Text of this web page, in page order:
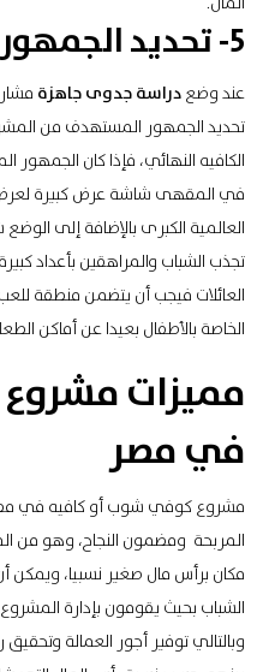
5- تحديد الجمهور المستهدف
عند وضعدراسة جدوى جاهزة
تحديد الجمهور المستهدف من
الكافيه النهائي، فإذا كان
في المقهى شاشة عرض كبيرة لعرض
العالمية الكبرى بالإضافة إلى
تجذب الشباب والمراهقين بأعداد
العائلات فيجب أن يتضمن منطقة
الخاصة بالأطفال بعيدا عن أماكن
مميزات
في مصر
مشروع كوفي شوب أو كافيه في
المربحة ومضمون النجاح، وهو من
مكان برأس مال صغير نسبيا،
الشباب بحيث يقومون بإدارة
وبالتالي توفير أجور العمالة